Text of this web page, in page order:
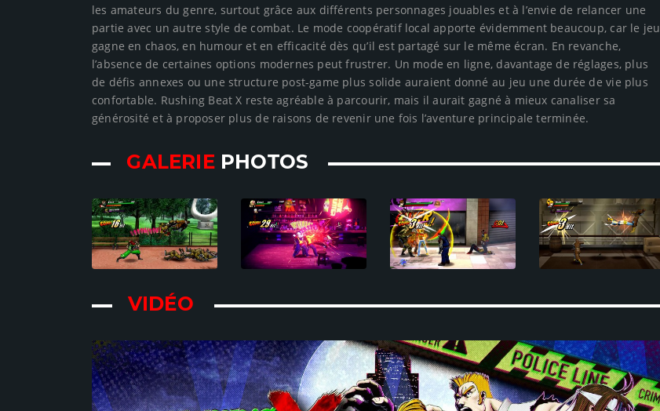
les amateurs du genre, surtout grâce aux différents personnages jouables et à l’envie de relancer une
partie avec un autre style de combat. Le mode coopératif local apporte évidemment beaucoup, car le jeu
gagne en chaos, en humour et en efficacité dès qu’il est partagé sur le même écran. En revanche,
l’absence de certaines options modernes peut frustrer. Un mode en ligne, davantage de réglages, plus
de défis annexes ou une structure post-game plus solide auraient donné au jeu une durée de vie plus
confortable. Rushing Beat X reste agréable à parcourir, mais il aurait gagné à mieux canaliser sa
générosité et à proposer plus de raisons de revenir une fois l’aventure principale terminée.
GALERIEPHOTOS
VIDÉO